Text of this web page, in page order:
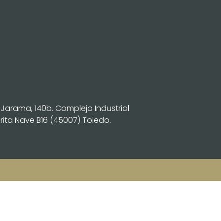
140b. Complejo Industrial
Nave B16 (45007) Toledo.